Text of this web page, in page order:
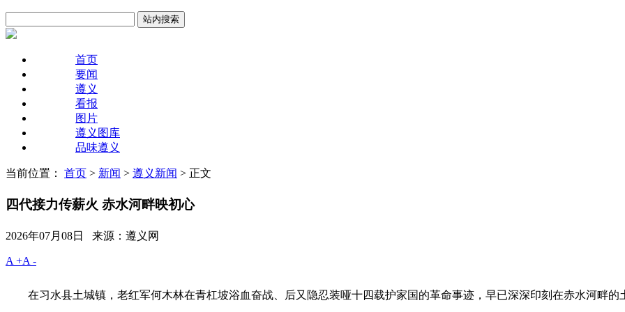
首页
要闻
遵义
看报
图片
遵义图库
品味遵义
当前位置： 首页 > 新闻 > 遵义新闻 > 正文
四代接力传薪火 赤水河畔映初心
2026年07月08日 来源：遵义网
A +A -
在习水县土城镇，老红军何木林在青杠坡浴血奋战、后又隐忍装哑十四载护家国的革命事迹，早已深深印刻在赤水河畔的